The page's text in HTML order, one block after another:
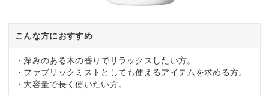
こんな方におすすめ
・深みのある木の香りでリラックスしたい方。
・ファブリックミストとしても使えるアイテムを求める方。
・大容量で長く使いたい方。